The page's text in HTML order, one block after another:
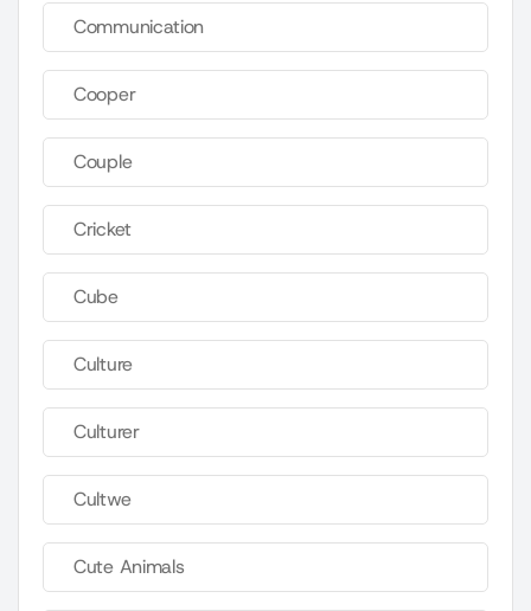
Communication
Cooper
Couple
Cricket
Cube
Culture
Culturer
Cultwe
Cute Animals